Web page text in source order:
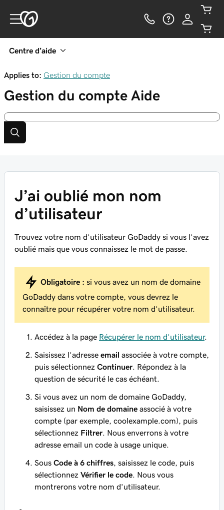
Centre d’aide
Applies to: Gestion du compte
Gestion du compte Aide
J’ai oublié mon nom
d’utilisateur
Trouvez votre nom d’utilisateur GoDaddy si vous l’avez
oublié mais que vous connaissez le mot de passe.
Obligatoire : si vous avez un nom de domaine
GoDaddy dans votre compte, vous devrez le
connaître pour récupérer votre nom d’utilisateur.
Accédez à la page Récupérer le nom d’utilisateur.
Saisissez l’adresse email associée à votre compte,
puis sélectionnez Continuer . Répondez à la
question de sécurité le cas échéant.
Si vous avez un nom de domaine GoDaddy,
saisissez un Nom de domaine associé à votre
compte (par exemple, coolexample.com), puis
sélectionnez Filtrer . Nous enverrons à votre
adresse email un code à usage unique.
Sous Code à 6 chiffres , saisissez le code, puis
sélectionnez Vérifier le code . Nous vous
montrerons votre nom d’utilisateur.